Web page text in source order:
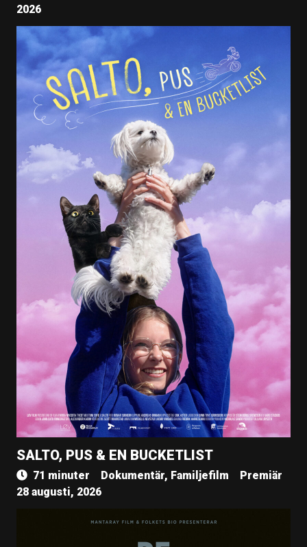
2026
SALTO, PUS & EN BUCKETLIST
71 minuter Dokumentär, Familjefilm
Premiär
28 augusti, 2026